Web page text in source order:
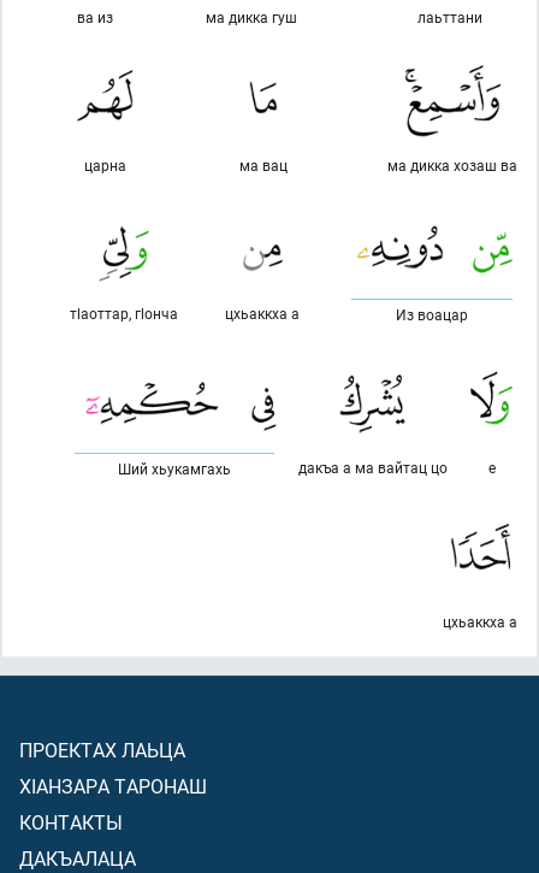
лаьттани
ма дикка гуш
ва из
ма дикка хозаш ва
ма вац
царна
Из воацар
цхьаккха а
тlаоттар, гlонча
е
дакъа а ма вайтац цо
Ший хьукамгахь
цхьаккха а
ПРОЕКТАХ ЛАЬЦА
ХIАНЗАРА ТАРОНАШ
КОНТАКТЫ
ДАКЪАЛАЦА